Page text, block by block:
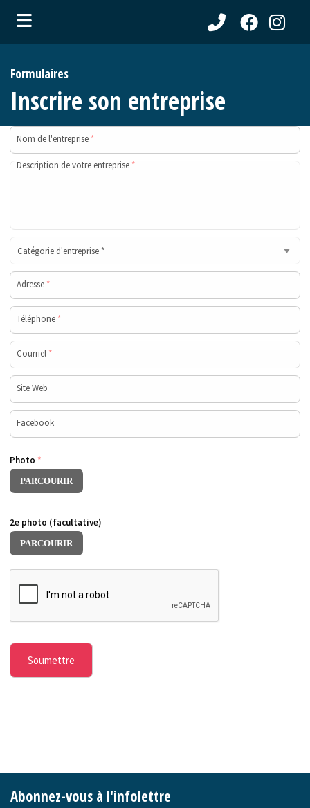
(Citoyens )
(Entreprises )
(Loisirs )
Formulaires
Inscrire son entreprise
Nom de l'entreprise *
Description de votre entreprise *
Adresse *
Téléphone *
Courriel *
Site Web
Facebook
Photo *
PARCOURIR
2e photo (facultative)
PARCOURIR
Abonnez-vous à l'infolettre